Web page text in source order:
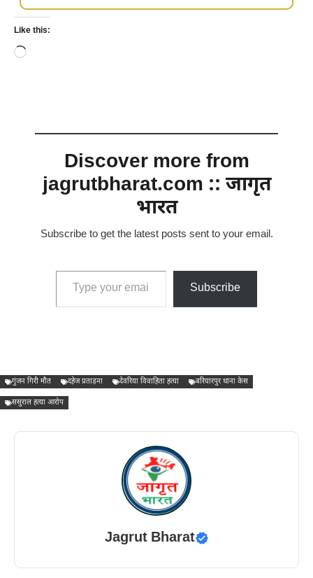
Like this:
Loading…
Discover more from
jagrutbharat.com :: जागृत
भारत
Subscribe to get the latest posts sent to your email.
Type your email…
Subscribe
गुंजन गिरी मौत दहेज प्रताड़ना देवरिया विवाहिता हत्या बरियारपुर थाना केस
ससुराल हत्या आरोप
Jagrut Bharat